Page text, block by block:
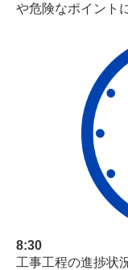
や危険なポイント
8:30
工事工程の進捗状